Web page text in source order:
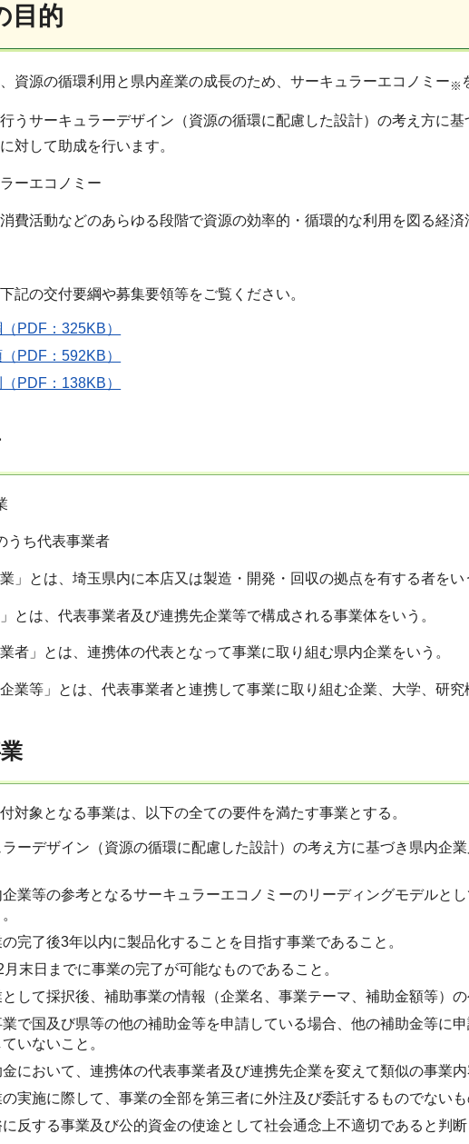
目的
資源の循環利用と県内産業の成長のため、サーキュラーエコノミー ※
うサーキュラーデザイン（資源の循環に配慮した設計）の考え方に
対して助成を行います。
ーエコノミー
費活動などのあらゆる段階で資源の効率的・循環的な利用を図る経済
記の交付要綱や募集要領等をご覧ください。
PDF：325KB）
PDF：592KB）
PDF：138KB）
うち代表事業者
とは、埼玉県内に本店又は製造・開発・回収の拠点を有する者をい
は、代表事業者及び連携先企業等で構成される事業体をいう。
」とは、連携体の代表となって事業に取り組む県内企業をいう。
等」とは、代表事業者と連携して事業に取り組む企業、大学、研究
対象となる事業は、以下の全ての要件を満たす事業とする。
ーデザイン（資源の循環に配慮した設計）の考え方に基づき県内企
業等の参考となるサーキュラーエコノミーのリーディングモデルと
完了後3年以内に製品化することを目指す事業であること。
末日までに事業の完了が可能なものであること。
して採択後、補助事業の情報（企業名、事業テーマ、補助金額等）の
業で国及び県等の他の補助金等を申請している場合、他の補助金等に
いないこと。
金において、連携体の代表事業者及び連携先企業を変えて類似の事業
実施に際して、事業の全部を第三者に外注及び委託するものでないも
反する事業及び公的資金の使途として社会通念上不適切であると判断